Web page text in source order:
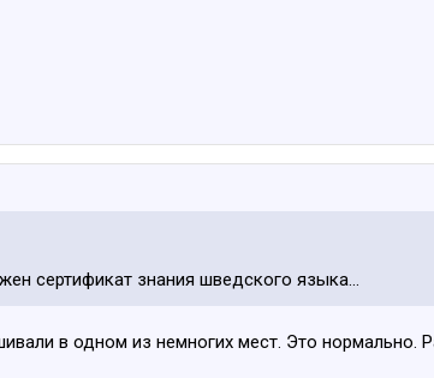
сертификат знания шведского языка...
в одном из немногих мест. Это нормально.